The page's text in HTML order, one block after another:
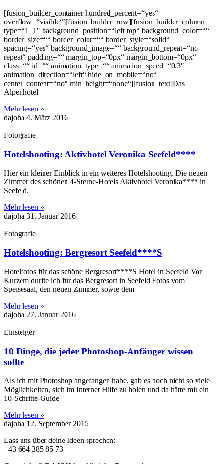
[fusion_builder_container hundred_percent=“yes“
overflow=“visible“][fusion_builder_row][fusion_builder_column
type=“1_1″ background_position=“left top“ background_color=““
border_size=““ border_color=““ border_style=“solid“
spacing=“yes“ background_image=““ background_repeat=“no-
repeat“ padding=““ margin_top=“0px“ margin_bottom=“0px“
class=““ id=““ animation_type=““ animation_speed=“0.3″
animation_direction=“left“ hide_on_mobile=“no“
center_content=“no“ min_height=“none“][fusion_text]Das
Alpenhotel
Mehr lesen »
dajoha 4. März 2016
Fotografie
Hotelshooting: Aktivhotel Veronika Seefeld****
Hier ein kleiner Einblick in ein weiteres Hotelshooting. Die neuen
Zimmer des schönen 4-Sterne-Hotels Aktivhotel Veronika**** in
Seefeld.
Mehr lesen »
dajoha 31. Januar 2016
Fotografie
Hotelshooting: Bergresort Seefeld****S
Hotelfotos für das schöne Bergresort****S Hotel in Seefeld Vor
Kurzem durfte ich für das Bergresort in Seefeld Fotos vom
Speisesaal, den neuen Zimmer, sowie dem
Mehr lesen »
dajoha 27. Januar 2016
Einsteiger
10 Dinge, die jeder Photoshop-Anfänger wissen
sollte
Als ich mit Photoshop angefangen habe, gab es noch nicht so viele
Möglichkeiten, sich im Internet Hilfe zu holen und da hätte mir ein
10-Schritte-Guide
Mehr lesen »
dajoha 12. September 2015
Lass uns über deine Ideen sprechen:
+43 664 385 85 73